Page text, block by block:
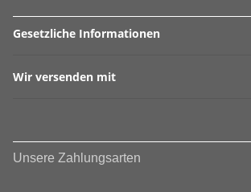
Gesetzliche Informationen
Wir versenden mit
Unsere Zahlungsarten